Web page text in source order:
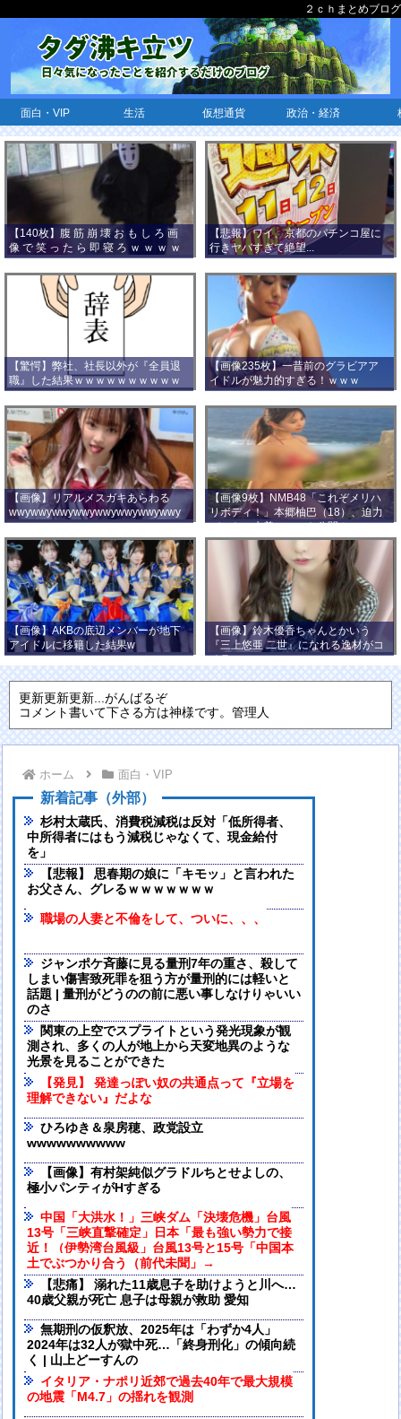
２ｃｈまとめブログ
面白・VIP 生活 仮想通貨 政治・経済
【140枚】腹 筋 崩 壊 お も し ろ 画
像 で 笑 っ た ら 即 寝 ろ ｗ ｗ ｗ ｗ
ｗ ｗ ｗ ｗ ｗ ｗ ｗ ｗ
【悲報】ワイ、京都のパチンコ屋に
行きヤバすぎて絶望...
【驚愕】弊社、社長以外が『全員退
職』した結果ｗｗｗｗｗｗｗｗｗｗ
ｗｗｗ
【画像235枚】一昔前のグラビアア
イドルが魅力的すぎる！ｗｗｗ
【画像】リアルメスガキあらわる
wwywwywwywwywwywwywwywwy
wwy
【画像9枚】NMB48「これぞメリハ
リボディ！」本郷柚巴（18）、迫力
バストの水着ショット公開！
【画像】AKBの底辺メンバーが地下
アイドルに移籍した結果w
【画像】鈴木優香ちゃんとかいう
『三上悠亜 二世』になれる逸材がコ
チラ
更新更新更新...がんばるぞ
コメント書いて下さる方は神様です。管理人
ホーム 面白・VIP
新着記事（外部）
杉村太蔵氏、消費税減税は反対「低所得者、
中所得者にはもう減税じゃなくて、現金給付
を」
【悲報】 思春期の娘に「キモッ」と言われた
お父さん、グレるｗｗｗｗｗｗｗ
職場の人妻と不倫をして、ついに、、、
ジャンポケ斉藤に見る量刑7年の重さ、殺して
しまい傷害致死罪を狙う方が量刑的には軽いと
話題 | 量刑がどうのの前に悪い事しなけりゃいい
のさ
関東の上空でスプライトという発光現象が観
測され、多くの人が地上から天変地異のような
光景を見ることができた
【発見】 発達っぽい奴の共通点って『立場を
理解できない』だよな
ひろゆき＆泉房穂、政党設立
wwwwwwwwww
【画像】有村架純似グラドルちとせよしの、
極小パンティがHすぎる
中国「大洪水！」三峡ダム「決壊危機」台風
13号「三峡直撃確定」日本「最も強い勢力で接
近！（伊勢湾台風級」台風13号と15号「中国本
土でぶつかり合う（前代未聞」→
【悲痛】 溺れた11歳息子を助けようと川へ…
40歳父親が死亡 息子は母親が救助 愛知
無期刑の仮釈放、2025年は「わずか4人」
2024年は32人が獄中死…「終身刑化」の傾向続
く | 山上どーすんの
イタリア・ナポリ近郊で過去40年で最大規模
の地震「M4.7」の揺れを観測